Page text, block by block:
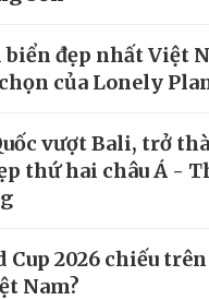
biển đẹp nhất Việt
của Lonely
vượt Bali, trở
thứ hai châu Á -
Cup 2026 chiếu
Nam?